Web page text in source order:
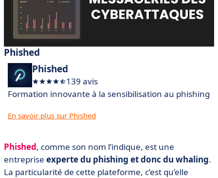
Phished
Phished
139 avis
Formation innovante à la sensibilisation au phishing
En savoir plus sur Phished
Phished, comme son nom l’indique, est une
entreprise experte du phishing et donc du whaling.
La particularité de cette plateforme, c’est qu’elle